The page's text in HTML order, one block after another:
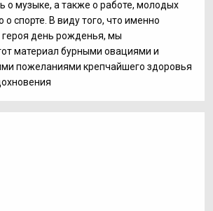
о музыке, а также о работе, молодых
о спорте. В виду того, что именно
героя день рожденья, мы
материал бурными овациями и
пожеланиями крепчайшего здоровья